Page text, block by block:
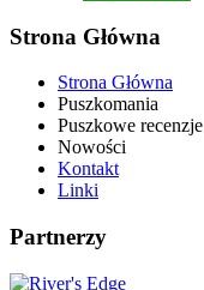
Strona Główna
Strona Główna
Puszkomania
Puszkowe recenzje
Nowości
Kontakt
Linki
Partnerzy